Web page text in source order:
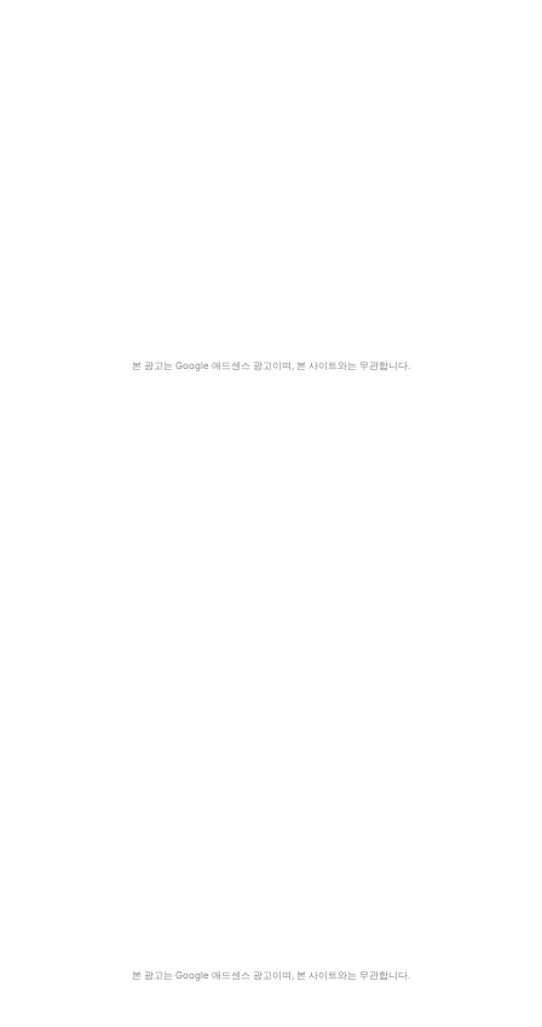
본 광고는 Google 애드센스 광고이며, 본 사이트와는 무관합니다.
본 광고는 Google 애드센스 광고이며, 본 사이트와는 무관합니다.